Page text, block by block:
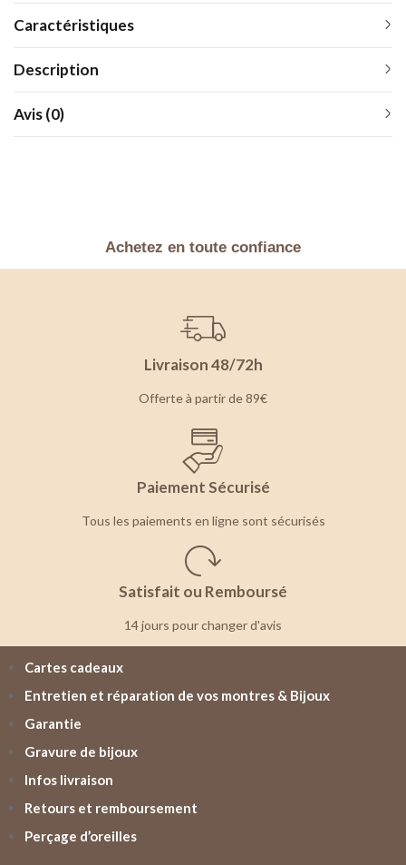
Caractéristiques
Description
Avis (0)
Achetez en toute confiance
Livraison 48/72h
Offerte à partir de 89€
Paiement Sécurisé
Tous les paiements en ligne sont sécurisés
Satisfait ou Remboursé
14 jours pour changer d'avis
Cartes cadeaux
Entretien et réparation de vos montres & Bijoux
Garantie
Gravure de bijoux
Infos livraison
Retours et remboursement
Perçage d’oreilles